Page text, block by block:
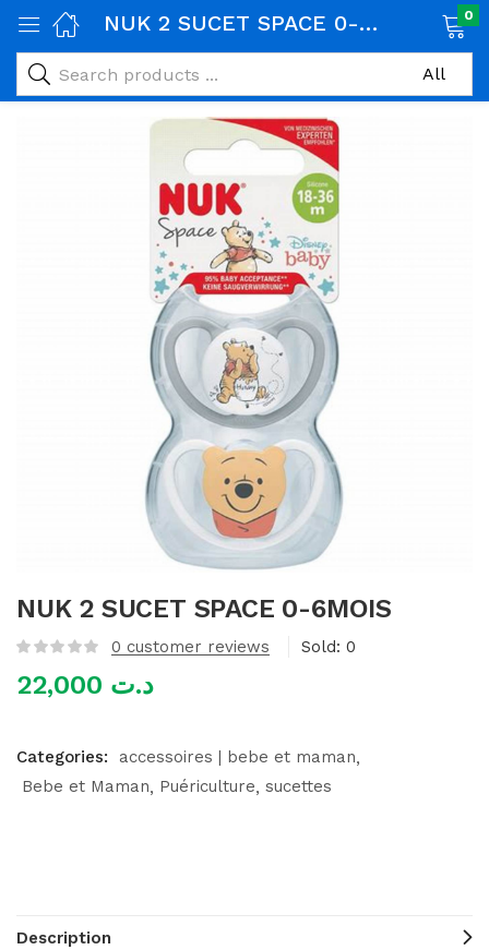
alimentaires)
NUK 2 SUCET SPACE 0-6MOIS 0
NUK 2 SUCET SPACE 0-6MOIS
0 customer reviews Sold: 0
د.ت
Categories:
accessoires | bebe et maman
Bebe et Maman
Puériculture sucettes
Description